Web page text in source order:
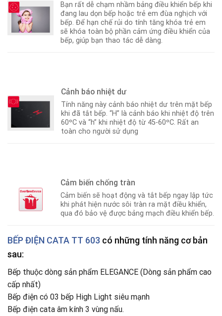
Bạn rất dễ chạm nhầm bảng điều khiển bếp khi
đang lau dọn bếp hoặc trẻ em đùa nghịch với
bếp. Để hạn chế rủi do tính tăng khóa trẻ em
sẽ khóa toàn bộ phần cảm ứng điều khiển của
bếp, giúp bạn thao tác dễ dàng.
Cảnh báo nhiệt dư
Tính năng này cảnh báo nhiệt dư trên mặt bếp
khi đã tắt bếp. “H” là cảnh báo khi nhiệt độ trên
60ºC và “h” khi nhiệt độ từ 45-60ºC. Rất an
toàn cho người sử dụng
Cảm biến chống tràn
Cảm biến sẽ hoạt động và tắt bếp ngay lập tức
khi phát hiện nước sôi tràn ra mặt điều khiển,
qua đó bảo vệ được bảng mạch điều khiển bếp.
BẾP ĐIỆN CATA TT 603 có những tính năng cơ bản
sau:
Bếp thuộc dòng sản phẩm ELEGANCE (Dòng sản phẩm cao
cấp nhất)
Bếp điện có 03 bếp High Light siêu mạnh
Bếp điện cata âm kính 3 vùng nấu.